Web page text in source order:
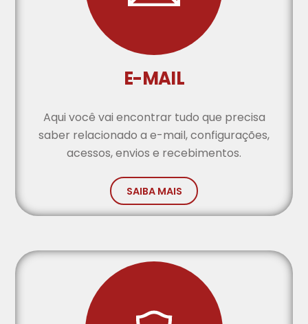
E-MAIL
Aqui você vai encontrar tudo que precisa
saber relacionado a e-mail, configurações,
acessos, envios e recebimentos.
SAIBA MAIS